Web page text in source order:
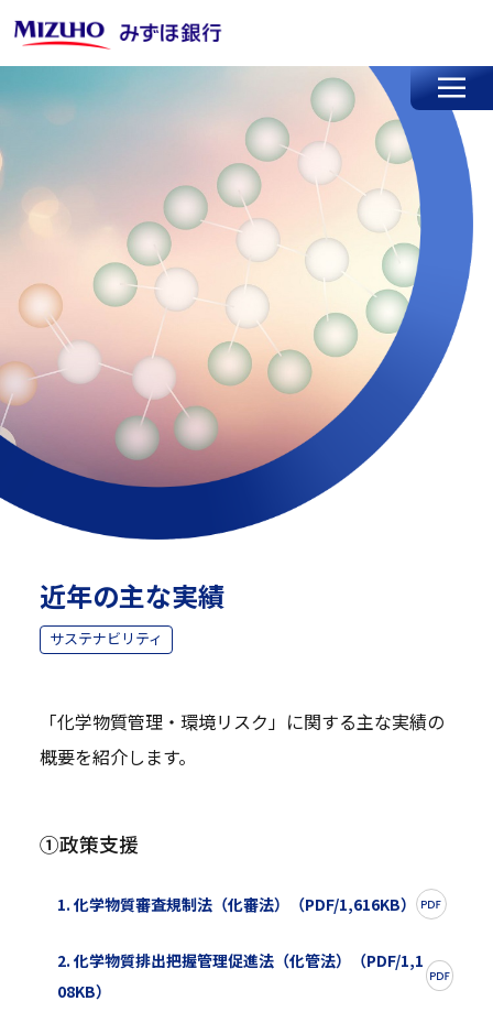
近年の主な実績
サステナビリティ
「化学物質管理・環境リスク」に関する主な実績の
概要を紹介します。
①政策支援
1. 化学物質審査規制法（化審法）（PDF/1,616KB）
2. 化学物質排出把握管理促進法（化管法）（PDF/1,1
08KB）